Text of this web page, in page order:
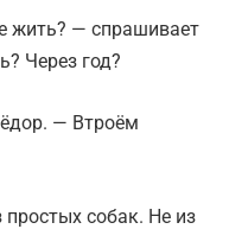
жить? — спрашивает
Через год?
— Втроём
собак. Не из